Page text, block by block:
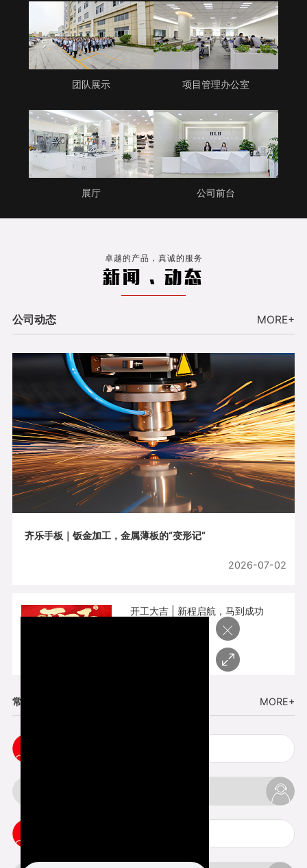
团队展示 项目管理办公室
展厅 公司前台
卓越的产品，真诚的服务
新闻 . 动态
公司动态 MORE+
齐乐手板｜钣金加工，金属薄板的“变形记”
2026-07-02
开工大吉 | 新程启航，马到成功
常见问题 MORE+
×